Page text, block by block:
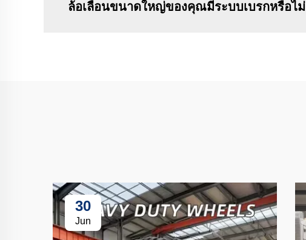
ล้อเลื่อนขนาดใหญ่ของคุณมีระบบเบรกหรือไม่
30
Jun